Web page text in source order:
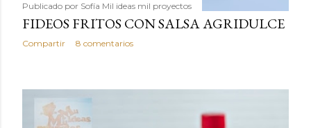
Publicado por Sofía Mil ideas mil proyectos
FIDEOS FRITOS CON SALSA AGRIDULCE
Compartir 8 comentarios